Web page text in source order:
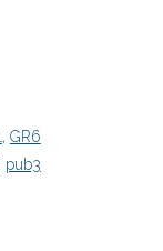
GR6
pub3